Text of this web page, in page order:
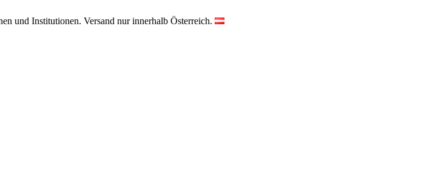
und Institutionen. Versand nur innerhalb Österreich.